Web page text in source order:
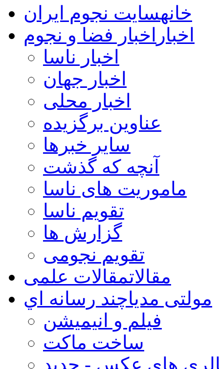
خانهسایت نجوم ایران
اخبار اخبار فضا و نجوم
اخبار ناسا
اخبار جهان
اخبار محلی
عناوین برگزیده
سایر خبرها
آنچه که گذشت
ماموریت های ناسا
تقویم ناسا
گزارش ها
تقویم نجومی
مقالاتمقالات علمی
مولتی مدیاچند رسانه اي
فیلم و انیمیشن
ساخت ماکت
های عکس - جدید